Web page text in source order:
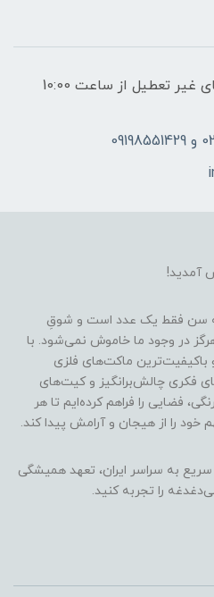
ساعات پاسخگویی: فقط روزهای غیر تعطیل از ساعت 10:00
آمدید!
که سن فقط یک عدد است و شوقِ
در وجود ما خاموش نمی‌شود. با
باکیفیت‌ترین ماکت‌های فلزی
فکری چالش‌برانگیز و کیت‌های
فضایی را فراهم کرده‌ایم تا هر
را از هیجان و آرامش پیدا کند.
سریع به سراسر ایران، تعهد همیشگی
را تجربه کنید.